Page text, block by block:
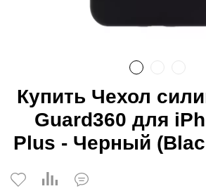
Купить Чехол
Guard360 для
Plus - Черный